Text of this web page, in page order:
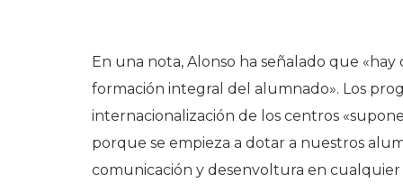
En una nota, Alonso ha señalado que
formación integral del alumnado». Los
internacionalización de los centros
porque se empieza a dotar a nuestros
comunicación y desenvoltura en cualquier